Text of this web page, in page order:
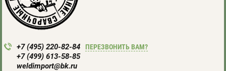
+7 (495) 220-82-84
+7 (499) 613-58-85
weldimport@bk.ru
ПЕРЕЗВОНИТЬ ВАМ?